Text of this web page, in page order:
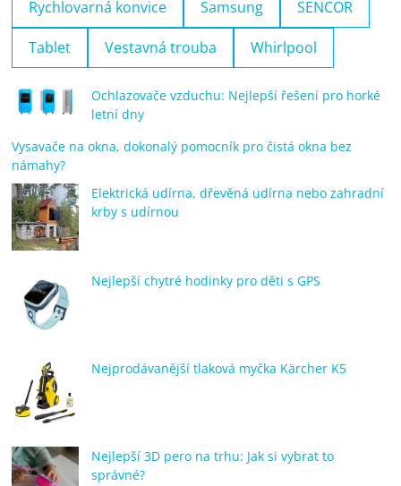
Rychlovarná konvice Samsung SENCOR
Tablet Vestavná trouba Whirlpool
Ochlazovače vzduchu: Nejlepší řešení pro horké
letní dny
Vysavače na okna, dokonalý pomocník pro čistá okna bez
námahy?
Elektrická udírna, dřevěná udírna nebo zahradní
krby s udírnou
Nejlepší chytré hodinky pro děti s GPS
Nejprodávanější tlaková myčka Kärcher K5
Nejlepší 3D pero na trhu: Jak si vybrat to
správné?